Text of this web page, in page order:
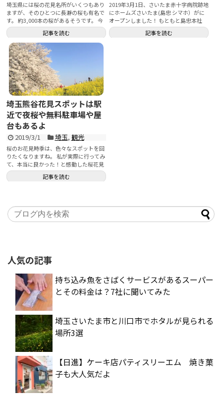
埼玉県には桜の花見名所がいくつもあり
ますが、そのひとつに長瀞の桜も有名で
す。 約3,000本の桜があるそうです。 今
回はその長瀞の桜の花見スポット2つ
と、おすすめの食事場所をご紹介しま
す。 車で行かれる方も、電車で行かれる
方でも回れるコースです。 気になる駐車
場事情についてもご紹介しますね。 今回
の写真は2018年4月4日のものです。 参
考にしていただければ幸いです。
記事を読む
2019年3月1日、さいたま赤十字病院跡地
にホームズさいたま(島忠 シマホ）がに
オープンしました！ もともと島忠本社
は、さいたま市にあり、本社ごとこの場
所に移転するという噂がありましたが、
記事を読む
埼玉熊谷花見スポットは駅
近で夜桜や無料駐車場や屋
台もあるよ
2019/3/1 埼玉, 観光
桜のお花見時季は、色々なスポットを回
りたくなりますね。 私が実際に行ってみ
て、本当に良かった！と感動した桜花見
スポットをいくつかご紹介していきたい
と思います。 まずは、埼玉県の北部の
料駐車場もあるので交通手段に悩む心配
も無しです！ これはデートにも困らない
記事を読む
人気の記事
持ち込み魚をさばくサービスがあるスーパー
とその料金は？7社に聞いてみた
埼玉さいたま市と川口市でホタルが見られる
場所3選
【日進】ケーキ店パティスリーエム 焼き菓
子も大人気だよ